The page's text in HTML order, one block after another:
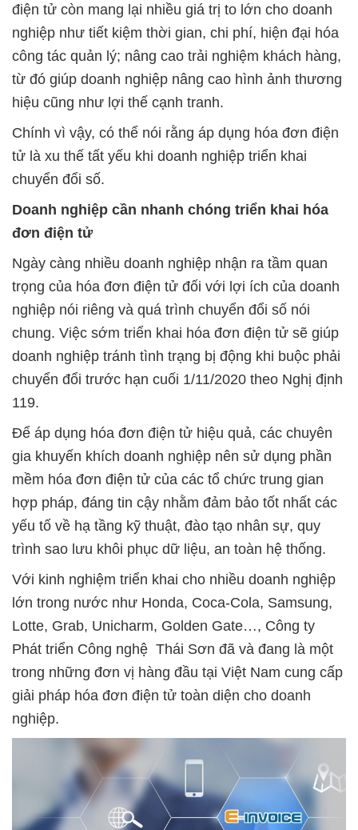
điện tử còn mang lại nhiều giá trị to lớn cho doanh
nghiệp như tiết kiệm thời gian, chi phí, hiện đại hóa
công tác quản lý; nâng cao trải nghiệm khách hàng,
từ đó giúp doanh nghiệp nâng cao hình ảnh thương
hiệu cũng như lợi thế cạnh tranh.
Chính vì vậy, có thể nói rằng áp dụng hóa đơn điện
tử là xu thế tất yếu khi doanh nghiệp triển khai
chuyển đổi số.
Doanh nghiệp cần nhanh chóng triển khai hóa
đơn điện tử
Ngày càng nhiều doanh nghiệp nhận ra tầm quan
trọng của hóa đơn điện tử đối với lợi ích của doanh
nghiệp nói riêng và quá trình chuyển đổi số nói
chung. Việc sớm triển khai hóa đơn điện tử sẽ giúp
doanh nghiệp tránh tình trạng bị động khi buộc phải
chuyển đổi trước hạn cuối 1/11/2020 theo Nghị định
119.
Để áp dụng hóa đơn điện tử hiệu quả, các chuyên
gia khuyến khích doanh nghiệp nên sử dụng phần
mềm hóa đơn điện tử của các tổ chức trung gian
hợp pháp, đáng tin cậy nhằm đảm bảo tốt nhất các
yếu tố về hạ tầng kỹ thuật, đào tạo nhân sự, quy
trình sao lưu khôi phục dữ liệu, an toàn hệ thống.
Với kinh nghiệm triển khai cho nhiều doanh nghiệp
lớn trong nước như Honda, Coca-Cola, Samsung,
Lotte, Grab, Unicharm, Golden Gate…, Công ty
Phát triển Công nghệ Thái Sơn đã và đang là một
trong những đơn vị hàng đầu tại Việt Nam cung cấp
giải pháp hóa đơn điện tử toàn diện cho doanh
nghiệp.